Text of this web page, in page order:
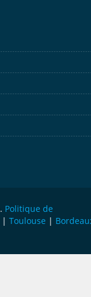
. Politique de
| Toulouse |